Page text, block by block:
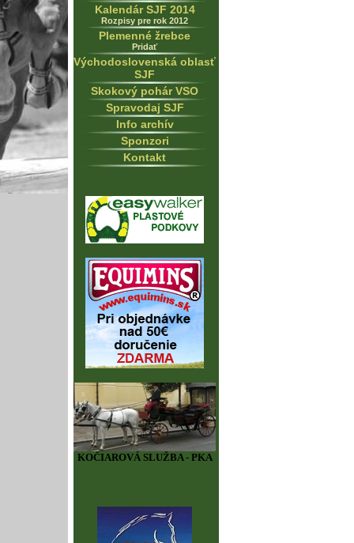
Kalendár SJF 2014
Rozpisy pre rok 2012
Plemenné žrebce
Pridať
Východoslovenská oblasť
SJF
Skokový pohár VSO
Spravodaj SJF
Info archív
Sponzori
Kontakt
KOČIAROVÁ SLUŽBA - PKA